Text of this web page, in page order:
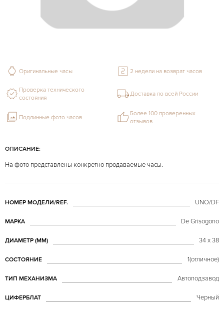
ОПИСАНИЕ:
На фото представлены конкретно продаваемые часы.
НОМЕР МОДЕЛИ/REF. UNO/DF
МАРКА De Grisogono
ДИАМЕТР (MM) 34 x 38
СОСТОЯНИЕ 1(отличное)
ТИП МЕХАНИЗМА Автоподзавод
ЦИФЕРБЛАТ Черный
Оригинальные часы 2 недели на возврат часов
Проверка технического
состояния
Доставка по всей России
Подлинные фото часов
Более 100 проверенных
отзывов